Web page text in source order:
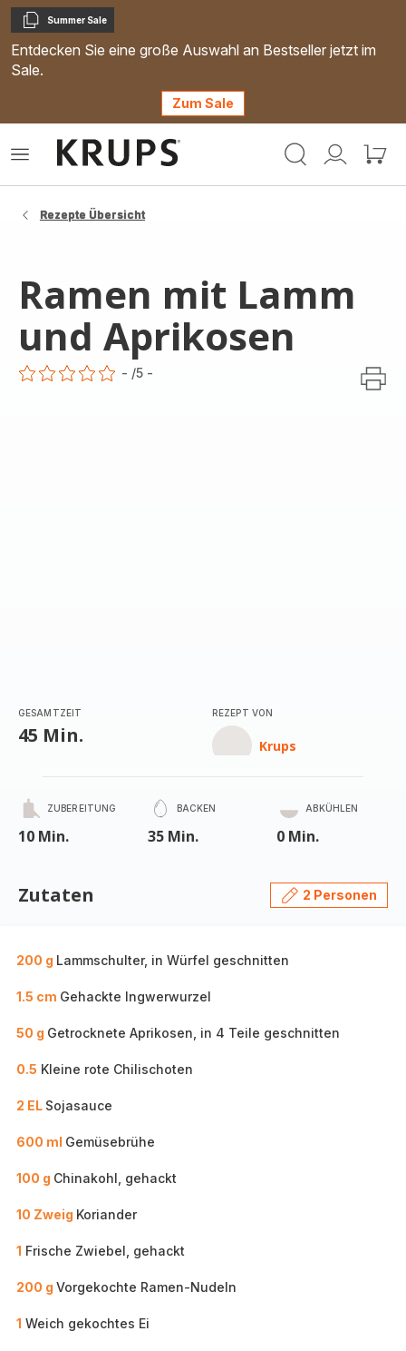
Kopieren
Summer Sale
Entdecken Sie eine große Auswahl an Bestseller jetzt im
Sale.
Zum Sale
Mein
Mein
Das
Rezepte Übersicht
Ramen mit Lamm
und Aprikosen
- /5 -
GESAMTZEIT
45 Min.
REZEPT VON
Krups
ZUBEREITUNG
10 Min.
BACKEN
35 Min.
ABKÜHLEN
0 Min.
Zutaten 2 Personen
200 g Lammschulter, in Würfel geschnitten
1.5 cm Gehackte Ingwerwurzel
50 g Getrocknete Aprikosen, in 4 Teile geschnitten
0.5 Kleine rote Chilischoten
2 EL Sojasauce
600 ml Gemüsebrühe
100 g Chinakohl, gehackt
10 Zweig Koriander
1 Frische Zwiebel, gehackt
200 g Vorgekochte Ramen-Nudeln
1 Weich gekochtes Ei